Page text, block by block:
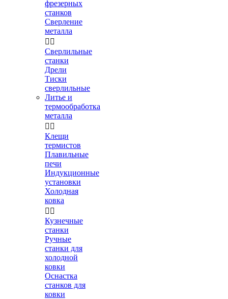
фрезерных
станков
Сверление
металла
 
Сверлильные
станки
Дрели
Тиски
сверлильные
Литье и
термообработка
металла
 
Клещи
термистов
Плавильные
печи
Индукционные
установки
Холодная
ковка
 
Кузнечные
станки
Ручные
станки для
холодной
ковки
Оснастка
станков для
ковки